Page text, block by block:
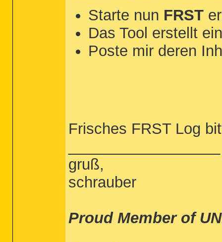
Starte nun FRST
Das Tool erstellt
Poste mir deren
Frisches FRST Log
gruß,
schrauber
Proud Member of